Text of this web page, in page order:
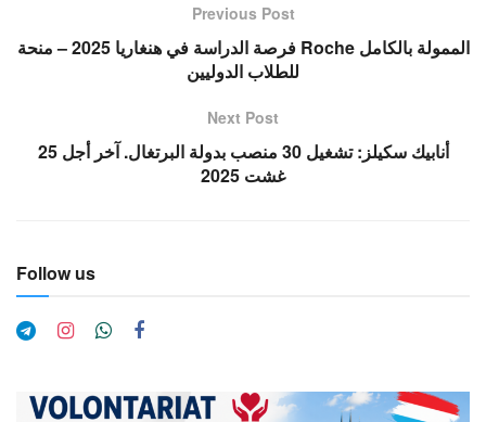
Previous Post
فرصة الدراسة في هنغاريا 2025 – منحة Roche الممولة بالكامل
للطلاب الدوليين
Next Post
أنابيك سكيلز: تشغيل 30 منصب بدولة البرتغال. آخر أجل 25
غشت 2025
Follow us